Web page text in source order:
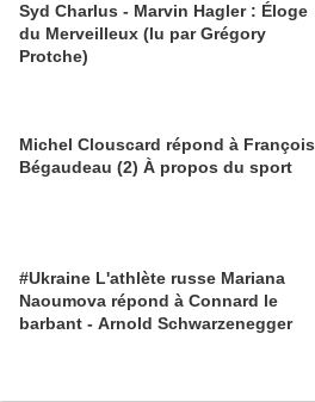
Syd Charlus - Marvin Hagler : Éloge
du Merveilleux (lu par Grégory
Protche)
Michel Clouscard répond à François
Bégaudeau (2) À propos du sport
#Ukraine L'athlète russe Mariana
Naoumova répond à Connard le
barbant - Arnold Schwarzenegger